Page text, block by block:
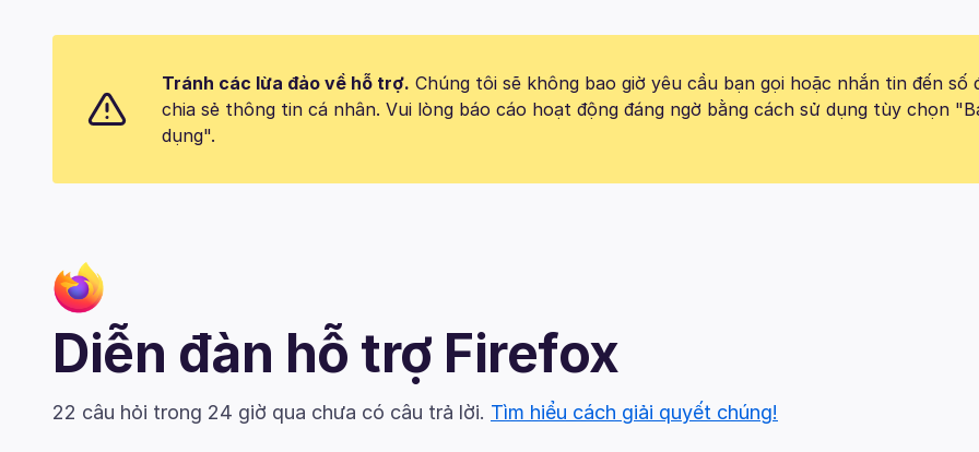
Tránh các lừa đảo về hỗ trợ. Chúng tôi sẽ không bao giờ yêu cầu bạn gọi hoặc nhắn tin đến số
chia sẻ thông tin cá nhân. Vui lòng báo cáo hoạt động đáng ngờ bằng cách sử dụng tùy chọn
dụng".
Diễn đàn hỗ trợ Firefox
22 câu hỏi trong 24 giờ qua chưa có câu trả lời. Tìm hiểu cách giải quyết chúng!